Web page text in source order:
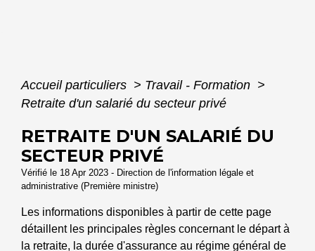
Accueil particuliers > Travail - Formation >
Retraite d'un salarié du secteur privé
RETRAITE D'UN SALARIÉ DU
SECTEUR PRIVÉ
Vérifié le 18 Apr 2023 - Direction de l'information légale et
administrative (Première ministre)
Les informations disponibles à partir de cette page
détaillent les principales règles concernant le départ à
la retraite, la durée d'assurance au régime général de